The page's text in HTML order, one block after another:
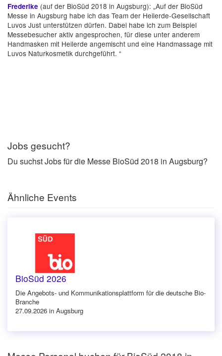
Frederike (auf der BioSüd 2018 in Augsburg): „Auf der BioSüd
Messe in Augsburg habe ich das Team der Heilerde-Gesellschaft
Luvos Just unterstützen dürfen. Dabei habe ich zum Beispiel
Messebesucher aktiv angesprochen, für diese unter anderem
Handmasken mit Heilerde angemischt und eine Handmassage mit
Luvos Naturkosmetik durchgeführt. “
Jobs gesucht?
Du suchst Jobs für die Messe BioSüd 2018 in Augsburg?
Ähnliche Events
BioSüd 2026
Die Angebots- und Kommunikationsplattform für die deutsche Bio-
Branche
27.09.2026 in Augsburg